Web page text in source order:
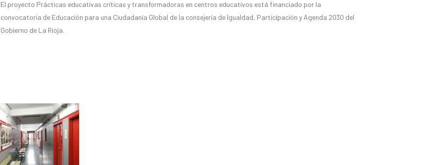
El proyecto Prácticas educativas críticas y transformadoras en centros educativos está financiado por la
convocatoria de Educación para una Ciudadanía Global de la consejería de Igualdad, Participación y Agenda 2030 del
Gobierno de La Rioja.